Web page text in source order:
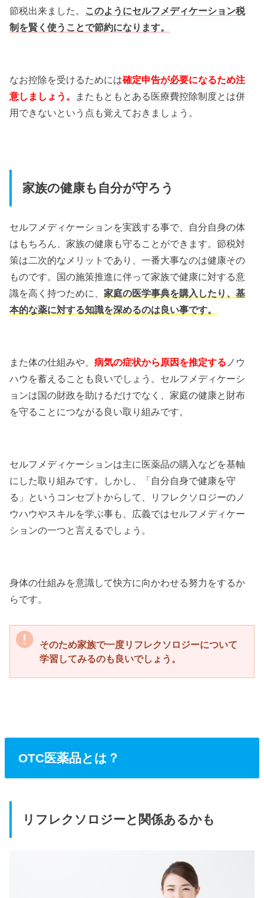
節税出来ました。 このようにセルフメディケーション税
制を賢く使うことで節約になります。
なお控除を受けるためには確定申告が必要になるため注
意しましょう。
またもともとある医療費控除制度とは併
用できないという点も覚えておきましょう。
家族の健康も自分が守ろう
セルフメディケーションを実践する事で、自分自身の体
はもちろん、家族の健康も守ることができます。節税対
策は二次的なメリットであり、一番大事なのは健康その
ものです。国の施策推進に伴って家族で健康に対する意
識を高く持つために、家庭の医学事典を購入したり、基
本的な薬に対する知識を深めるのは良い事です。
また体の仕組みや、病気の症状から原因を推定する ノウ
ハウを蓄えることも良いでしょう。セルフメディケーシ
ョンは国の財政を助けるだけでなく、家庭の健康と財布
を守ることにつながる良い取り組みです。
セルフメディケーションは主に医薬品の購入などを基軸
にした取り組みです。しかし、「自分自身で健康を守
る」というコンセプトからして、リフレクソロジーのノ
ウハウやスキルを学ぶ事も、広義ではセルフメディケー
ションの一つと言えるでしょう。
身体の仕組みを意識して快方に向かわせる努力をするか
らです。
そのため家族で一度リフレクソロジーについて
学習してみるのも良いでしょう。
OTC医薬品とは？
リフレクソロジーと関係あるかも